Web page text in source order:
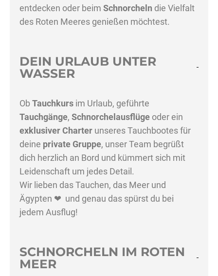
entdecken oder beimSchnorcheln die Vielfalt
des Roten Meeres genießen möchtest.
DEIN URLAUB UNTER
WASSER
ObTauchkurs im Urlaub, geführte
Tauchgänge,Schnorchelausflüge oder ein
exklusiver Charter unseres Tauchbootes für
deine private Gruppe, unser Team begrüßt
dich herzlich an Bord und kümmert sich mit
Leidenschaft um jedes Detail.
Wir lieben das Tauchen, das Meer und
Ägypten ❤ und genau das spürst du bei
jedem Ausflug!
SCHNORCHELN IM ROTEN
MEER